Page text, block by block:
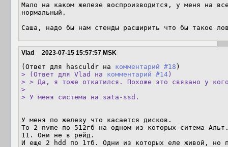
Мало на каком железе воспроизводится, у меня на
нормальный.
Саша, надо бы нам стенды расширить что бы такое
Vlad 2023-07-15 15:57:57 MSK
(Ответ для hasculdr на комментарий #18
> (Ответ для Vlad на комментарий #14 )
> > Да, я тоже откатился. Похоже это связано у
>
> У меня система на sata-ssd.
У меня по железу что касается дисков.
То 2 nvme по 512гб на одном из которых ситема
11. Они не в рейд.
И еще 2 hdd по 1тб. Одни из которых еле живой, но